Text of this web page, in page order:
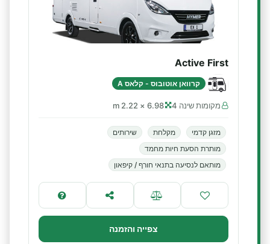
Active First
קרוואן אוטובוס - קלאס A
מקומות שינה 4 6.98 × 2.22 m
מזגן קדמי מקלחת
שירותים
מותרת הסעת חיות מחמד
מותאם לנסיעה בתנאי חורף / קיפאון
צפייה והזמנה